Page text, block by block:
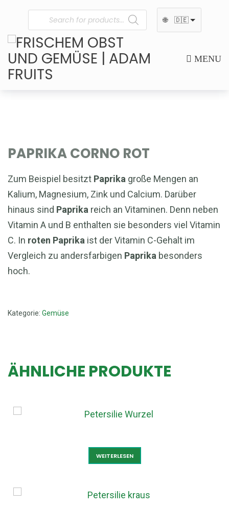
MENU
🌐 🇩🇪
PAPRIKA CORNO ROT
Zum Beispiel besitzt Paprika große Mengen an
Kalium, Magnesium, Zink und Calcium. Darüber
hinaus sind Paprika reich an Vitaminen. Denn neben
Vitamin A und B enthalten sie besonders viel Vitamin
C. In roten Paprika ist der Vitamin C-Gehalt im
Vergleich zu andersfarbigen Paprika besonders
hoch.
Kategorie: Gemüse
ÄHNLICHE PRODUKTE
WEITERLESEN